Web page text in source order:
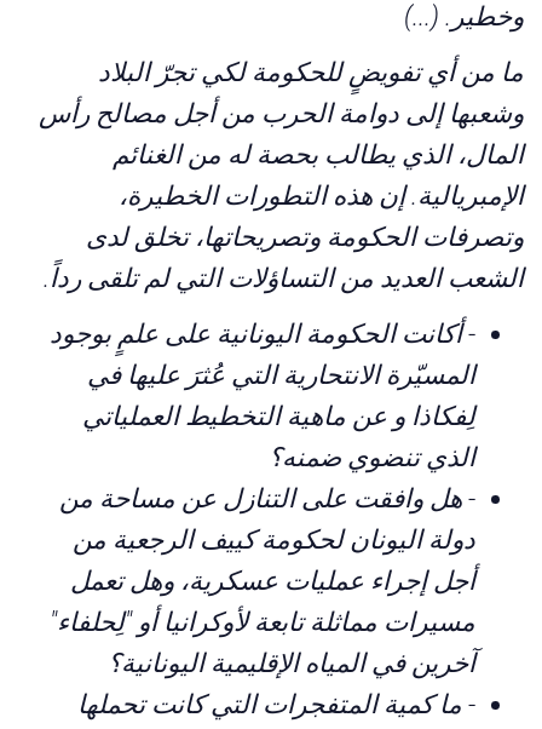
وخطير . (...)
ما من أي تفويضٍ للحكومة لكي تجرّ البلاد
وشعبها إلى دوامة الحرب من أجل مصالح رأس
المال، الذي يطالب بحصة له من الغنائم
الإمبريالية.إن هذه التطورات الخطيرة،
وتصرفات الحكومة وتصريحاتها، تخلق لدى
الشعب العديد من التساؤلات التي لم تلقى رداً.
-أكانت الحكومة اليونانية على علمٍ بوجود
المسيّرة الانتحارية التي عُثرَ عليها في
لِفكاذا و عن ماهية التخطيط العملياتي
الذي تنضوي ضمنه؟
- هل وافقت على التنازل عن مساحة من
دولة اليونان لحكومة كييف الرجعية من
أجل إجراء عمليات عسكرية، وهل تعمل
مسيرات مماثلة تابعة لأوكرانيا أو "لِحلفاء"
آخرين في المياه الإقليمية اليونانية؟
- ما كمية المتفجرات التي كانت تحملها